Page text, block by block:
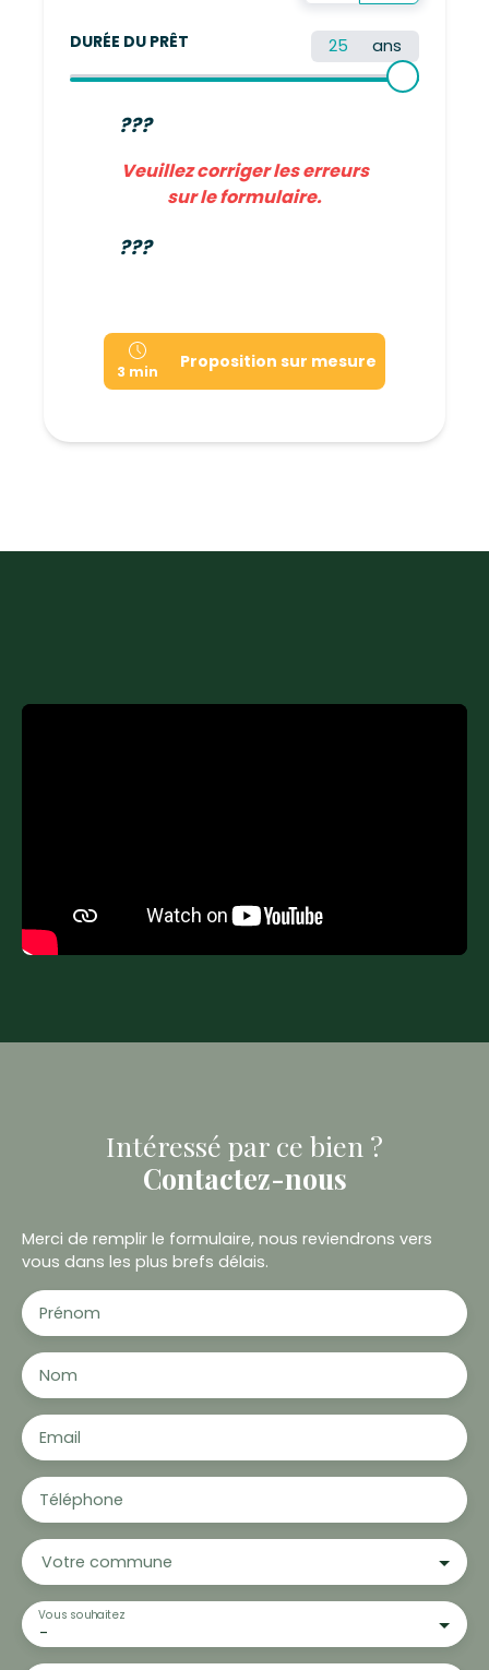
DURÉE DU PRÊT ans
???
Veuillez corriger les erreurs
sur le formulaire.
???
3 min Proposition sur mesure
Intéressé par ce bien ?
Contactez-nous
Merci de remplir le formulaire, nous reviendrons vers
vous dans les plus brefs délais.
Prénom
Nom
Email
Téléphone
Votre commune
-
Vous souhaitez